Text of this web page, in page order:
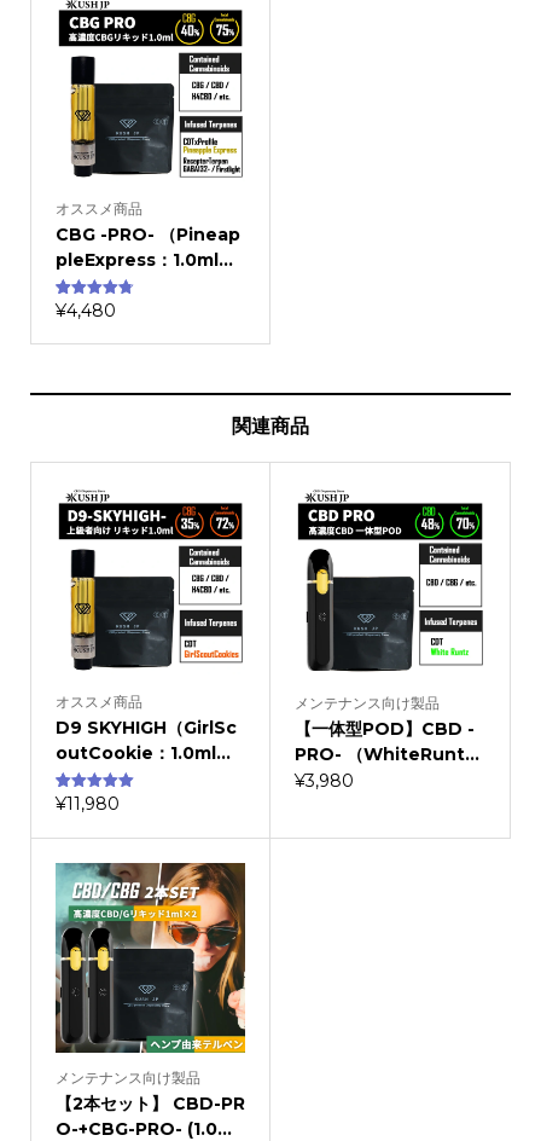
オススメ商品
CBG -PRO- （Pineap
pleExpress：1.0ml...
11
件の利用者
評価に基づ
¥4,480
関連商品
オススメ商品
D9 SKYHIGH（GirlSc
outCookie：1.0ml...
3
件の利用者
評価に基づ
¥11,980
メンテナンス向け製品
【一体型POD】CBD -
PRO- （WhiteRunt...
¥3,980
メンテナンス向け製品
【2本セット】 CBD-PR
O-+CBG-PRO- (1.0...